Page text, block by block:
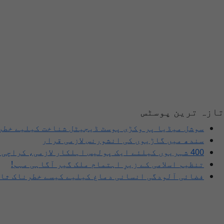
تازہ ترین پوسٹس
سوشل میڈیا پر وکڑی پوسٹ ڈیجیٹل شناخت کیلیے
سندھ میں گاڑیوں کی انشورنس لازمی قرار
400 شہریوں کیلئے ایک پولیس اہلکار لازمی، کراچی میں صورتحال کیا ہے؟
تنظیم اسلامی کے زیرِ اہتمام ملک گیر آگاہی مہم!
فضائی آلودگی انسانی دماغ کیلیے کیسے خطرناک